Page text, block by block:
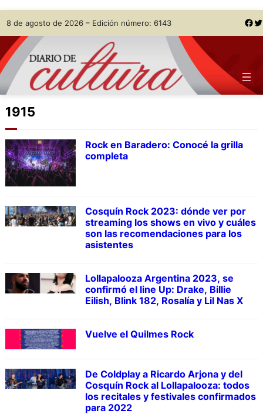
Skip
to
content
8 de agosto de 2026 – Edición número: 6143 Facebook Twitter
1915
Rock en Baradero: Conocé la grilla
completa
Cosquín Rock 2023: dónde ver por
streaming los shows en vivo y cuáles
son las recomendaciones para los
asistentes
Lollapalooza Argentina 2023, se
confirmó el line Up: Drake, Billie
Eilish, Blink 182, Rosalía y Lil Nas X
Vuelve el Quilmes Rock
De Coldplay a Ricardo Arjona y del
Cosquín Rock al Lollapalooza: todos
los recitales y festivales confirmados
para 2022